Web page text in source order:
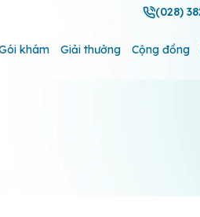
(028)
khám Giải thưởng Cộng đồng